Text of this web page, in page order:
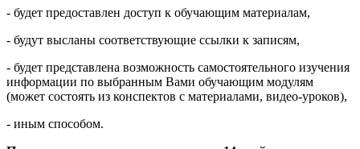
- будет предоставлен доступ к обучающим материалам,
- будут высланы соответствующие ссылки к записям,
- будет представлена возможность самостоятельного изучения
информации по выбранным Вами обучающим модулям
(может состоять из конспектов с материалами, видео-уроков),
- иным способом.